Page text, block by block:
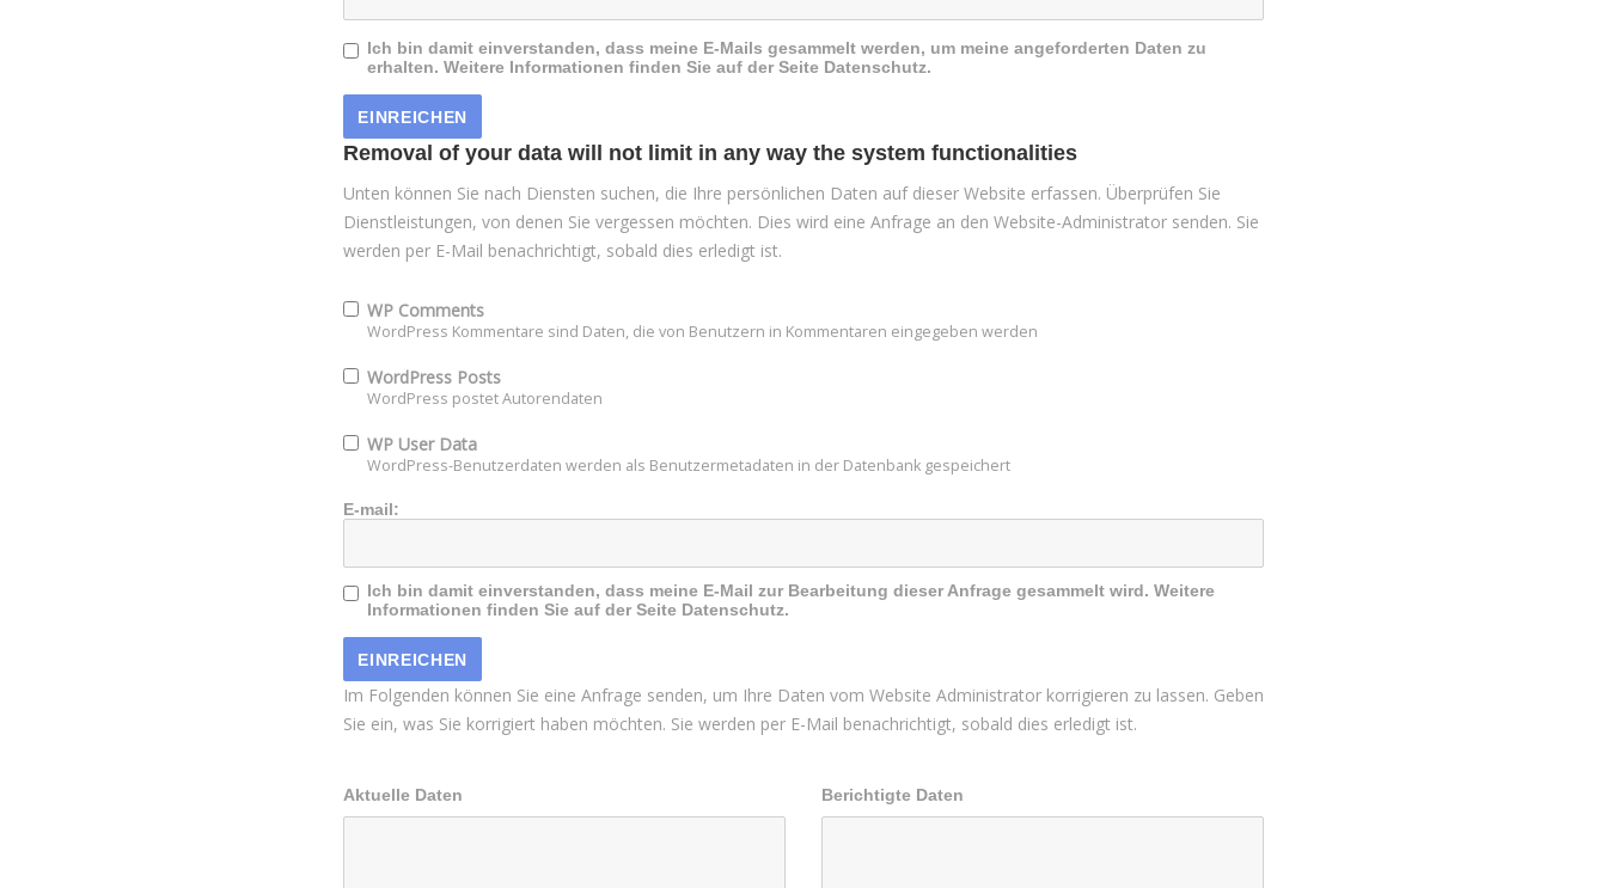
Ich bin damit einverstanden, dass meine E-Mails gesammelt werden, um meine angeforderten Daten zu
erhalten. Weitere Informationen finden Sie auf der Seite Datenschutz.
Removal of your data will not limit in any way the system functionalities
Unten können Sie nach Diensten suchen, die Ihre persönlichen Daten auf dieser Website erfassen. Überprüfen Sie
Dienstleistungen, von denen Sie vergessen möchten. Dies wird eine Anfrage an den Website-Administrator senden. Sie
werden per E-Mail benachrichtigt, sobald dies erledigt ist.
WP Comments
WordPress Kommentare sind Daten, die von Benutzern in Kommentaren eingegeben werden
WordPress Posts
WordPress postet Autorendaten
WP User Data
WordPress-Benutzerdaten werden als Benutzermetadaten in der Datenbank gespeichert
E-mail:
Ich bin damit einverstanden, dass meine E-Mail zur Bearbeitung dieser Anfrage gesammelt wird. Weitere
Informationen finden Sie auf der Seite Datenschutz.
Im Folgenden können Sie eine Anfrage senden, um Ihre Daten vom Website Administrator korrigieren zu lassen. Geben
Sie ein, was Sie korrigiert haben möchten. Sie werden per E-Mail benachrichtigt, sobald dies erledigt ist.
Aktuelle Daten Berichtigte Daten